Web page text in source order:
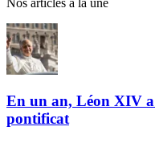
En un an, Léon XIV a
pontificat